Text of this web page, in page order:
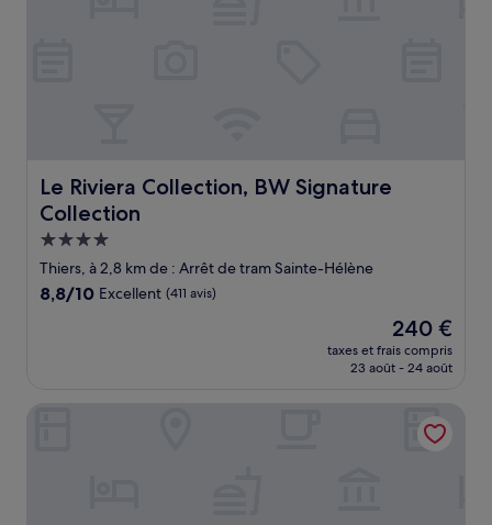
Le Riviera Collection, BW Signature
Collection
Le Riviera Collection, BW Signature Collection
Hébergement
4.0 étoiles
Thiers, à 2,8 km de : Arrêt de tram Sainte-Hélène
8.8
8,8/10 Excellent (411 avis)
Le
nouveau
prix
de
240 €
240 €
taxes et frais compris
23 août - 24 août